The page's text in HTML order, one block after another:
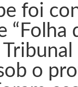
foi
“Folha
o